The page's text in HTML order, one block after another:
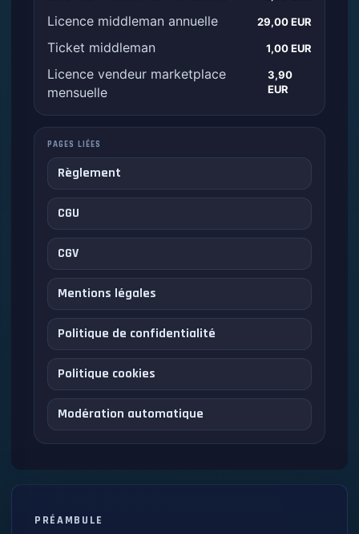
Licence middleman annuelle 29,00 EUR
Ticket middleman 1,00 EUR
Licence vendeur marketplace
mensuelle
3,90
EUR
PAGES LIÉES
Règlement
CGU
CGV
Mentions légales
Politique de confidentialité
Politique cookies
Modération automatique
PRÉAMBULE